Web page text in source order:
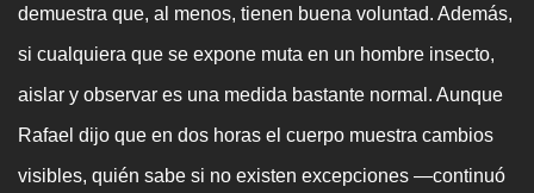
demuestra que, al menos, tienen buena voluntad. Además,
si cualquiera que se expone muta en un hombre insecto,
aislar y observar es una medida bastante normal. Aunque
Rafael dijo que en dos horas el cuerpo muestra cambios
visibles, quién sabe si no existen excepciones —continuó